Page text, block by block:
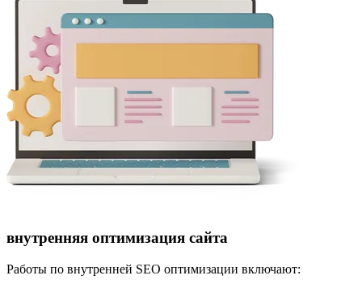
внутренняя оптимизация сайта
Работы по внутренней SEO оптимизации включают: